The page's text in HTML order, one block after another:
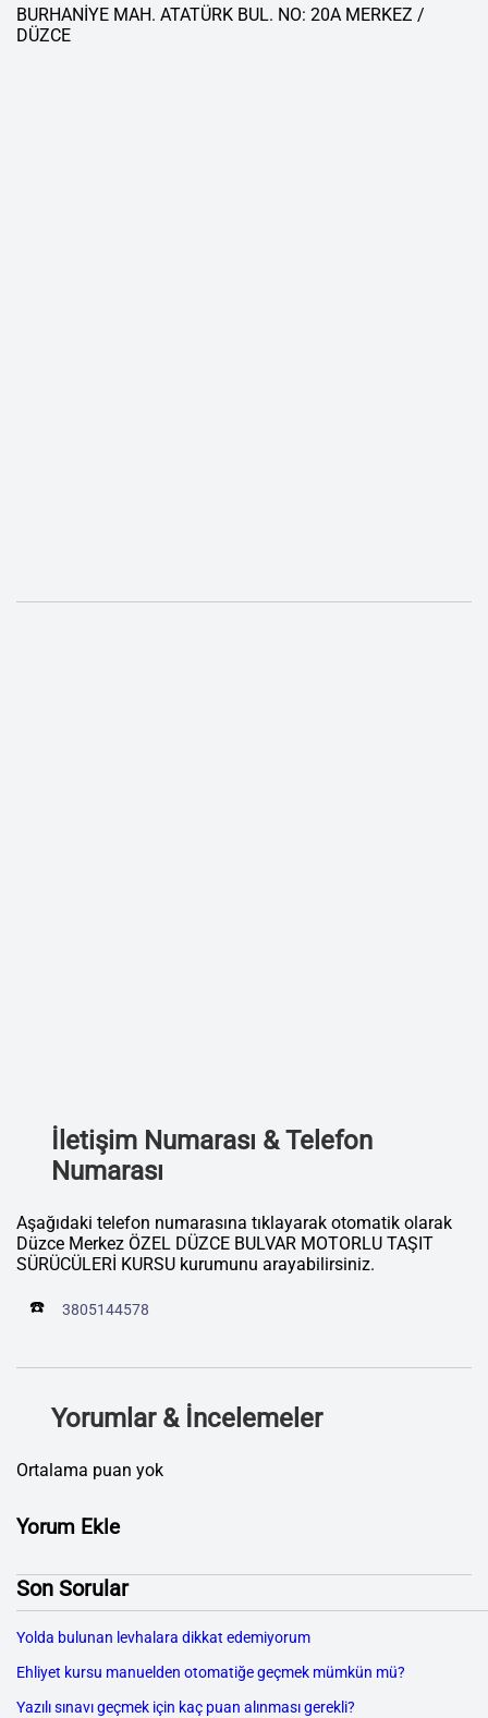
BURHANİYE MAH. ATATÜRK BUL. NO: 20A MERKEZ /
DÜZCE
İletişim Numarası & Telefon
Numarası
Aşağıdaki telefon numarasına tıklayarak otomatik olarak
Düzce Merkez ÖZEL DÜZCE BULVAR MOTORLU TAŞIT
SÜRÜCÜLERİ KURSU kurumunu arayabilirsiniz.
☎️ 3805144578
Yorumlar & İncelemeler
Ortalama puan yok
Yorum Ekle
Son Sorular
Yolda bulunan levhalara dikkat edemiyorum
Ehliyet kursu manuelden otomatiğe geçmek mümkün mü?
Yazılı sınavı geçmek için kaç puan alınması gerekli?